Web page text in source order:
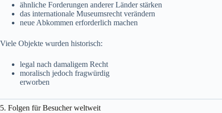
ähnliche Forderungen anderer Länder stärken
das internationale Museumsrecht verändern
neue Abkommen erforderlich machen
Viele Objekte wurden historisch:
legal nach damaligem Recht
moralisch jedoch fragwürdig
erworben
5. Folgen für Besucher weltweit